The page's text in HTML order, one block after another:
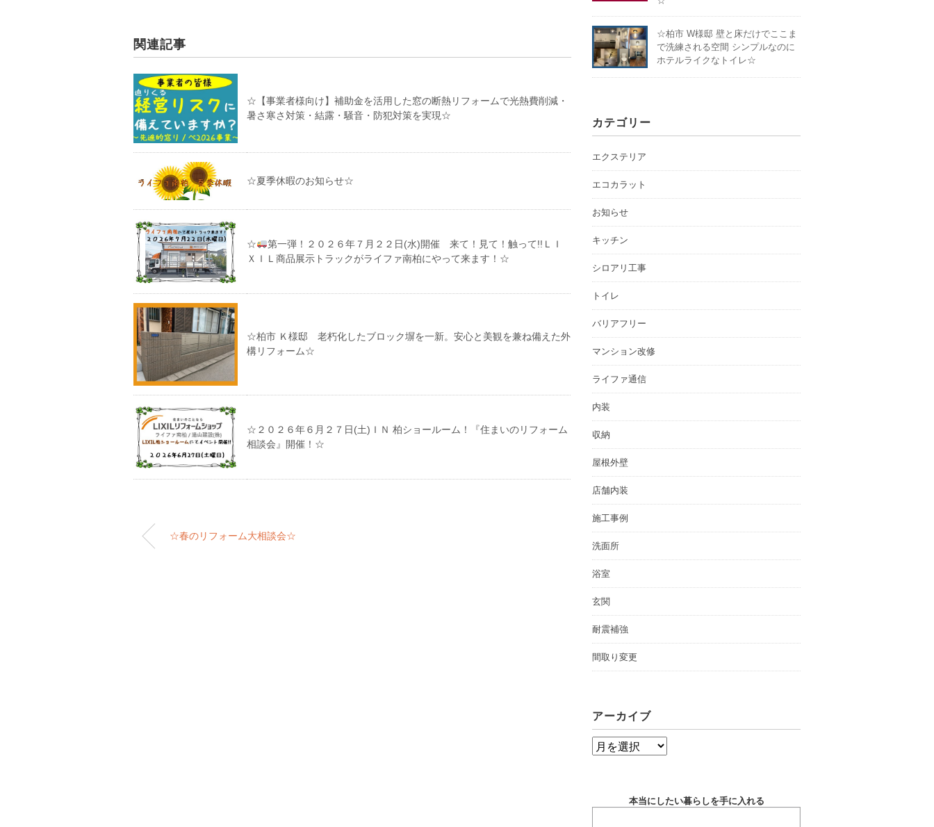
関連記事
☆【事業者様向け】補助金を活用した窓の断熱リフォームで光熱費削減・
暑さ寒さ対策・結露・騒音・防犯対策を実現☆
☆夏季休暇のお知らせ☆
☆
第一弾！２０２６年７月２２日(水)開催 来て！見て！触って!!ＬＩ
ＸＩＬ商品展示トラックがライファ南柏にやって来ます！☆
☆柏市 Ｋ様邸 老朽化したブロック塀を一新。安心と美観を兼ね備えた外
構リフォーム☆
☆２０２６年６月２７日(土)ＩＮ 柏ショールーム！『住まいのリフォーム
相談会』開催！☆
☆春のリフォーム大相談会☆
☆柏市 W様邸 壁と床だけでここま
で洗練される空間 シンプルなのに
ホテルライクなトイレ☆
カテゴリー
エクステリア
エコカラット
お知らせ
キッチン
シロアリ工事
トイレ
バリアフリー
マンション改修
ライファ通信
内装
収納
屋根外壁
店舗内装
施工事例
洗面所
浴室
玄関
耐震補強
間取り変更
アーカイブ
ア
イ
本当にしたい暮らしを手に入れる